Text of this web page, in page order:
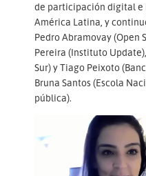
de participación digital
América Latina, y
Pedro Abramovay (Open
Pereira (Instituto
Sur) y Tiago Peixoto
Bruna Santos (Escola
pública).